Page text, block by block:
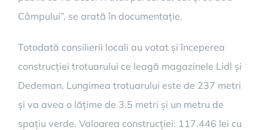
Câmpului”, se arată în documentație.
Totodată consilierii locali au votat și începerea
construcției trotuarului ce leagă magazinele Lidl și
Dedeman. Lungimea trotuarului este de 237 metri
și va avea o lățime de 3.5 metri și un metru de
spațiu verde. Valoarea construcției: 117.446 lei cu